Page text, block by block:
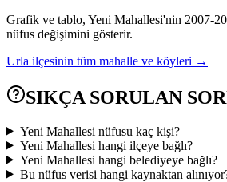
Grafik ve tablo, Yeni Mahallesi'nin 2007-
nüfus değişimini gösterir.
Urla ilçesinin tüm mahalle ve köyleri →
SIKÇA SORULAN
Yeni Mahallesi nüfusu kaç kişi?
Yeni Mahallesi hangi ilçeye bağlı?
Yeni Mahallesi hangi belediyeye bağlı?
Bu nüfus verisi hangi kaynaktan